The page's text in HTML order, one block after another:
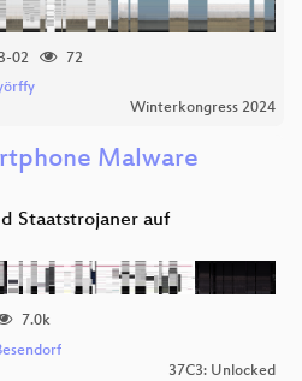
02
72
Winterkongress 2024
Malware
Staatstrojaner auf
7.0k
37C3: Unlocked